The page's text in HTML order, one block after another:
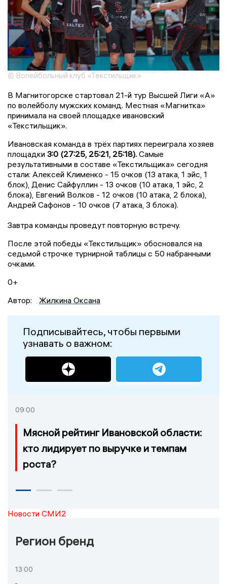
© Волейбольный клуб «Текстильщик»
В Магнитогорске стартовал 21-й тур Высшей Лиги «А»
по волейболу мужских команд. Местная «Магнитка»
принимала на своей площадке ивановский
«Текстильщик».
Ивановская команда в трёх партиях переиграла хозяев
площадки 3:0 (27:25, 25:21, 25:18). Самые
результативными в составе «Текстильщика» сегодня
стали: Алексей Клименко - 15 очков (13 атака, 1 эйс, 1
блок), Денис Сайфуллин - 13 очков (10 атака, 1 эйс, 2
блока), Евгений Волков - 12 очков (10 атака, 2 блока),
Андрей Сафонов - 10 очков (7 атака, 3 блока).
Завтра команды проведут повторную встречу.
После этой победы «Текстильщик» обосновался на
седьмой строчке турнирной таблицы с 50 набранными
очками.
0+
Автор:
Жилкина Оксана
Подписывайтесь, чтобы первыми
узнавать о важном:
09:00
Мясной рейтинг Ивановской области:
кто лидирует по выручке и темпам
роста?
Новости СМИ2
Регион бренд
13:00